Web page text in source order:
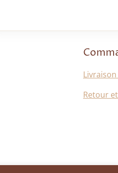
Retour